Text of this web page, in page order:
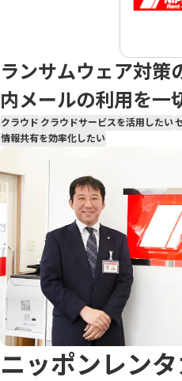
ランサムウェア対策
内メールの利用を一
クラウド クラウドサービスを活用したい
情報共有を効率化したい
ニッポンレン